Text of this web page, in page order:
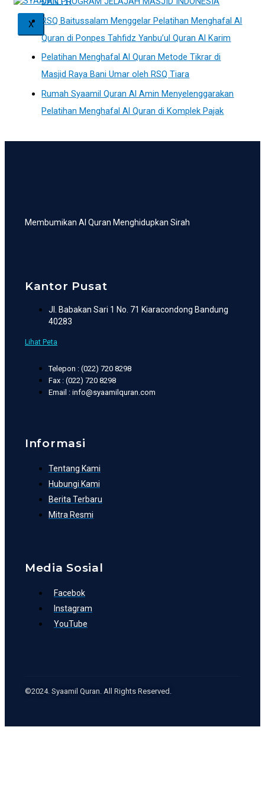
X
RSQ Baitussalam Menggelar Pelatihan Menghafal Al
Quran di Ponpes Tahfidz Yanbu’ul Quran Al Karim
Pelatihan Menghafal Al Quran Metode Tikrar di
Masjid Raya Bani Umar oleh RSQ Tiara
Rumah Syaamil Quran Al Amin Menyelenggarakan
Pelatihan Menghafal Al Quran di Komplek Pajak
Membumikan Al Quran Menghidupkan Sirah
Kantor Pusat
Jl. Babakan Sari 1 No. 71 Kiaracondong Bandung
40283
Lihat Peta
Telepon : (022) 720 8298
Fax : (022) 720 8298
Email : info@syaamilquran.com
Informasi
Tentang Kami
Hubungi Kami
Berita Terbaru
Mitra Resmi
Media Sosial
Facebok
Instagram
YouTube
©2024. Syaamil Quran. All Rights Reserved.